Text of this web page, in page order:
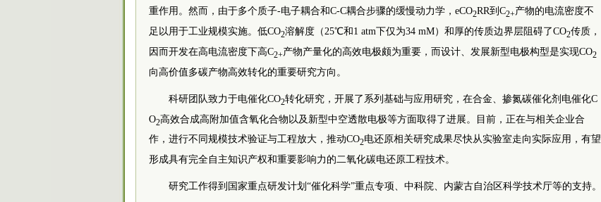
重作用。然而，由于多个质子-电子耦合和C-C耦合步骤的缓慢动力学，eCO2RR到C2+产物的电流密度不
足以用于工业规模实施。低CO2溶解度（25℃和1 atm下仅为34 mM）和厚的传质边界层阻碍了CO2传质，
因而开发在高电流密度下高C2+产物产量化的高效电极颇为重要，而设计、发展新型电极构型是实现CO2
向高价值多碳产物高效转化的重要研究方向。
科研团队致力于电催化CO2转化研究，开展了系列基础与应用研究，在合金、掺氮碳催化剂电催化C
O2高效合成高附加值含氧化合物以及新型中空透散电极等方面取得了进展。目前，正在与相关企业合
作，进行不同规模技术验证与工程放大，推动CO2电还原相关研究成果尽快从实验室走向实际应用，有望
形成具有完全自主知识产权和重要影响力的二氧化碳电还原工程技术。
研究工作得到国家重点研发计划“催化科学”重点专项、 中科院、内蒙古自治区科学技术厅等的支持。